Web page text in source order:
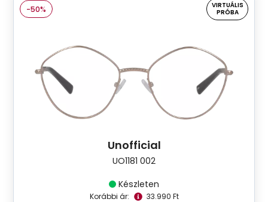
-50%
VIRTUÁLIS
PRÓBA
Unofficial
UO1181 002
Készleten
Korábbi ár: 33.990 Ft